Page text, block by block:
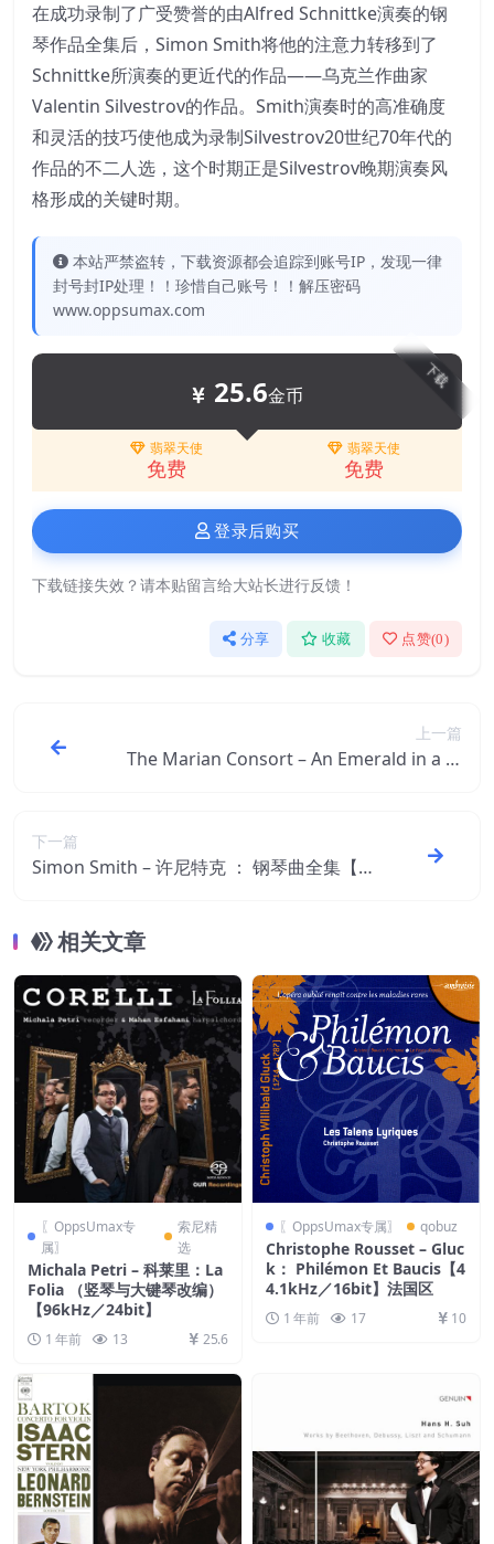
在成功录制了广受赞誉的由Alfred Schnittke演奏的钢
琴作品全集后，Simon Smith将他的注意力转移到了
Schnittke所演奏的更近代的作品——乌克兰作曲家
Valentin Silvestrov的作品。Smith演奏时的高准确度
和灵活的技巧使他成为录制Silvestrov20世纪70年代的
作品的不二人选，这个时期正是Silvestrov晚期演奏风
格形成的关键时期。
本站严禁盗转，下载资源都会追踪到账号IP，发现一律
封号封IP处理！！珍惜自己账号！！解压密码
www.oppsumax.com
下载
25.6金币
翡翠天使
免费
翡翠天使
免费
登录后购买
下载链接失效？请本贴留言给大站长进行反馈！
分享 收藏 点赞(0)
上一篇
The Marian Consort – An Emerald in a W
下一篇
Simon Smith – 许尼特克 ： 钢琴曲全集【4
相关文章
〖OppsUmax专
属〗
索尼精
选
Michala Petri – 科莱里：La
Folia （竖琴与大键琴改编）
【96kHz／24bit】
1 年前 13 25.6
〖OppsUmax专属〗 qobuz
Christophe Rousset – Gluc
k： Philémon Et Baucis【4
4.1kHz／16bit】法国区
1 年前 17 10